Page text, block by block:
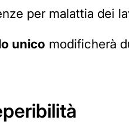
per malattia dei
unico modificherà